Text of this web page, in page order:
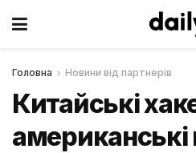
Головна Новини від партнерів
Китайські